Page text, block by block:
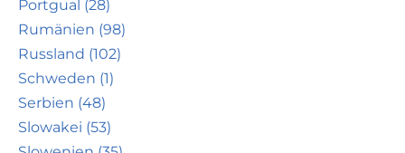
Portgual (28)
Rumänien (98)
Russland (102)
Schweden (1)
Serbien (48)
Slowakei (53)